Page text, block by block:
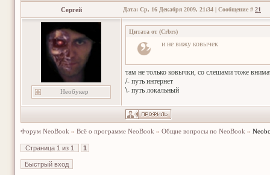
Сергей Дата: Ср, 16 Декабря 2009, 21:34 | Сообщение # 21
Необукер
Цитата от (Crbrs)
и не вижу ковычек
там не только ковычки, со слешами тоже
/- путь интернет
\- путь локальный
Форум NeoBook » Всё о программе NeoBook » Общие вопросы по NeoBook »
Страница 1 из 1 1